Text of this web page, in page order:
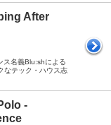
After
ス名義Blu:shによる
なテック・ハウス志
-